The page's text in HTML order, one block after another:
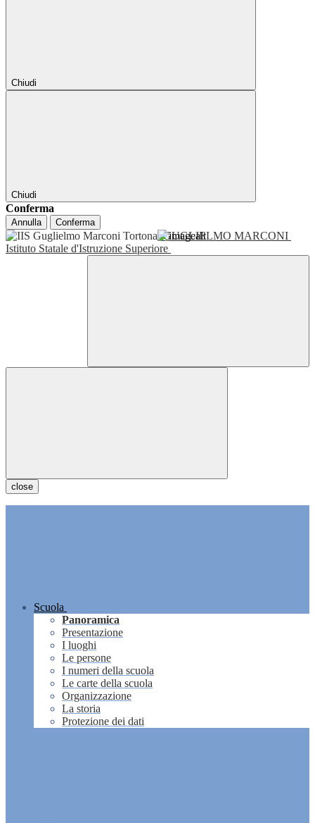
Chiudi
Chiudi
Conferma
Annulla Conferma
GUGLIELMO MARCONI
Istituto Statale d'Istruzione Superiore
close
Scuola
Panoramica
Presentazione
I luoghi
Le persone
I numeri della scuola
Le carte della scuola
Organizzazione
La storia
Protezione dei dati